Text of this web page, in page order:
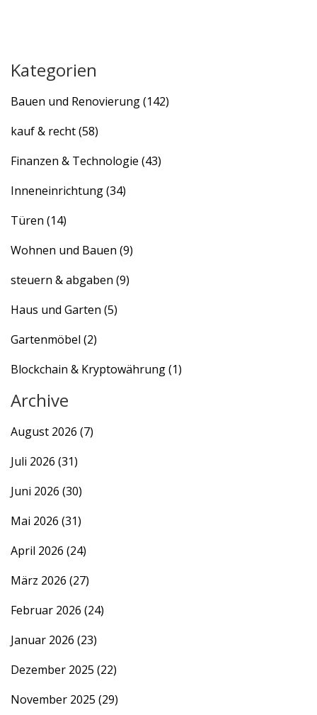
Kategorien
Bauen und Renovierung(142)
kauf & recht(58)
Finanzen & Technologie (43)
Inneneinrichtung(34)
Türen (14)
Wohnen und Bauen (9)
steuern & abgaben (9)
Haus und Garten (5)
Gartenmöbel (2)
Blockchain & Kryptowährung(1)
Archive
August 2026 (7)
Juli 2026 (31)
Juni 2026 (30)
Mai 2026 (31)
April 2026 (24)
März 2026 (27)
Februar 2026 (24)
Januar 2026 (23)
Dezember 2025 (22)
November 2025 (29)